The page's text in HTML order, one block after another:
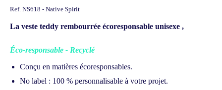
Ref. NS618 - Native Spirit
La veste teddy rembourrée écoresponsable unisexe ,
Éco-responsable - Recyclé
Conçu en matières écoresponsables.
No label : 100 % personnalisable à votre projet.